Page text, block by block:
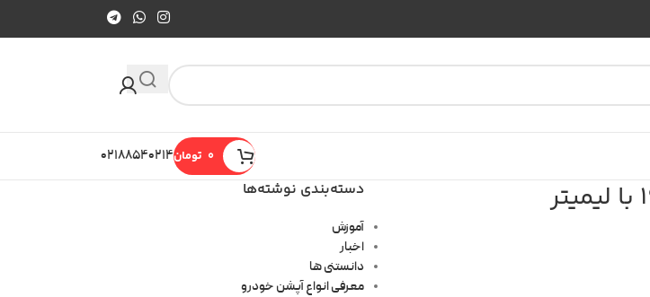
تومان۰۲۱۸۸۵۴۰۲۱۴
دسته‌بندی نوشته‌ها
آموزش
اخبار
دانستنی ها
معرفی انواع آپشن خودرو